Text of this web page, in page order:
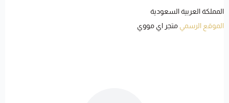
المملكة العربية السعودية
الموقع الرسمي متجر اي مووي